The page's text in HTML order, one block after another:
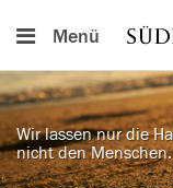
Menü
Wir lassen nur die
nicht den Menschen.